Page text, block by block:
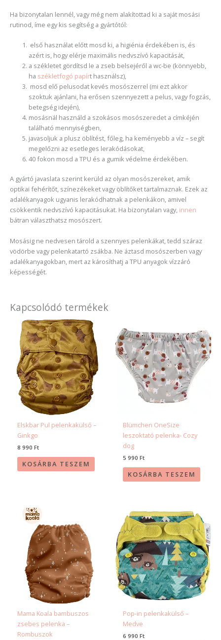
Ha bizonytalan lennél, vagy még nem alakítottad ki a saját mosási
rutinod, íme egy kis segítség a gyártótól:
első használat előtt mosd ki, a higiénia érdekében is, és
azért is, hogy elérje maximális nedvszívó kapacitását,
a székletet gördítsd le a zseb belsejéről a wc-be (könnyebb,
ha székletfogó papírt használsz),
mosd elő pelusodat kevés mosószerrel (mi ezt akkor
szoktuk ajánlani, ha erősen szennyezett a pelus, vagy fogzás,
betegség idején),
mosásnál használd a szokásos mosószeredet a címkéjén
található mennyiségben,
javasoljuk a plusz öblítést, főleg, ha keményebb a víz – segít
megelőzni az esetleges lerakódásokat,
40 fokon mosd a TPU és a gumik védelme érdekében.
A gyártó javaslata szerint kerüld az olyan mosószereket, amik
optikai fehérítőt, színezékeket vagy öblítőket tartalmaznak. Ezek az
adalékanyagok ugyanis lerakódhatnak a pelenkákon, amivel
csökkentik nedvszívó kapacitásukat. Ha bizonytalan vagy, innen
bátran választhatsz mosószert.
Mosásig ne nedvesen tárold a szennyes pelenkákat, tedd száraz
vödörbe vagy pelenkatartó zsákba. Ne áztasd mosószerben vagy
adalékanyagokban, mert az károsíthatj a TPU anyagok vízzáró
képességét.
Kapcsolódó termékek
Elskbar Pul pelenkakülső –
Ginkgo
8 990Ft
KOSÁRBA TESZEM
Blümchen OneSize
leszoktató pelenka- Cozy
dog
5 990Ft
KOSÁRBA TESZEM
Mama Koala bambuszos
zsebes pelenka –
Rombuszok
Pop-in pelenkakülső –
Medve
6 990Ft